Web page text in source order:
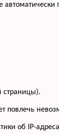
страницы).
повлечь
об IP-